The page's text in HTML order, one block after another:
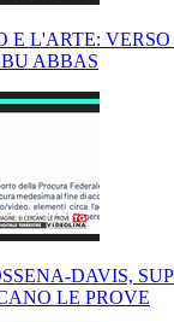
E L'ARTE:
ABBAS
DAVIS,
LE PROVE